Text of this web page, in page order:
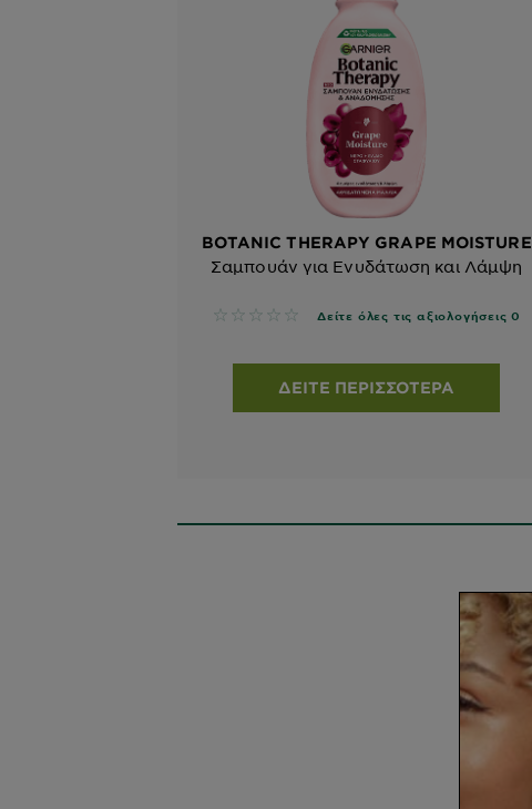
BOTANIC THERAPY GRAPE MOISTURE
Σαμπουάν για Ενυδάτωση και Λάμψη
No reviews Δείτε όλες τις αξιολογήσεις 0
ΔΕΊΤΕ ΠΕΡΙΣΣΌΤΕΡΑ